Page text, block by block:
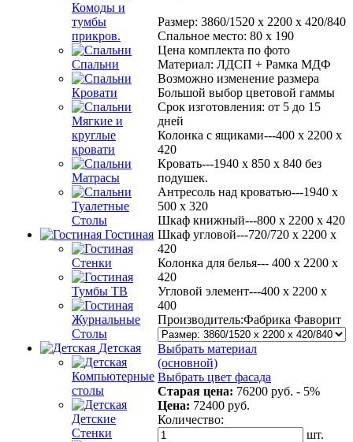
Комоды и
тумбы
прикров.
Спальни
Кровати
Мягкие и
круглые
кровати
Матрасы
Туалетные
Столы
Гостиная
Стенки
Тумбы ТВ
Журнальные
Столы
Детская
Компьютерные
столы
Детские
Стенки
Размер: 3860/1520 х 2200 х 420/840
Спальное место: 80 х 190
Цена комплекта по фото
Материал: ЛДСП + Рамка МДФ
Возможно изменение размера
Большой выбор цветовой гаммы
Срок изготовления: от 5 до 15
дней
Колонка с ящиками---400 х 2200 х
420
Кровать---1940 х 850 х 840 без
подушек.
Антресоль над кроватью---1940 х
500 х 320
Шкаф книжный---800 х 2200 х 420
Шкаф угловой---720/720 х 2200 х
420
Колонка для белья--- 400 х 2200 х
420
Угловой элемент---400 х 2200 х
400
Производитель:Фабрика Фаворит
Выбрать материал
(основной)
Выбрать цвет фасада
Старая цена: 76200 руб. - 5%
Цена: 72400 руб.
Количество:
шт.